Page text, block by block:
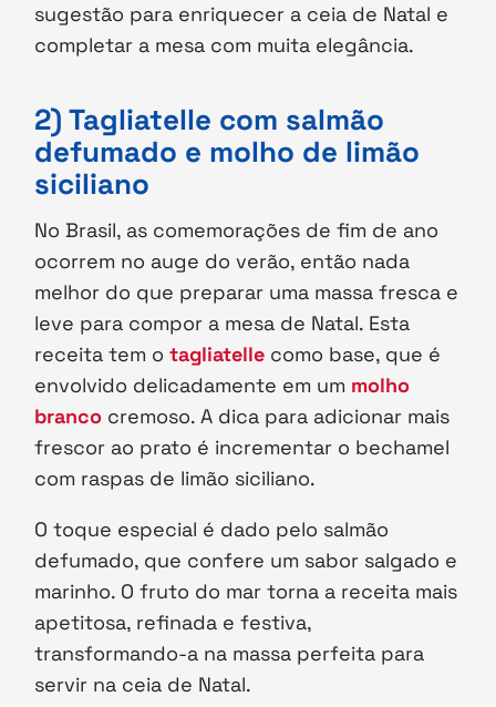
sugestão para enriquecer a ceia de Natal e
completar a mesa com muita elegância.
2) Tagliatelle com salmão
defumado e molho de limão
siciliano
No Brasil, as comemorações de fim de ano
ocorrem no auge do verão, então nada
melhor do que preparar uma massa fresca e
leve para compor a mesa de Natal. Esta
receita tem otagliatelle como base, que é
envolvido delicadamente em um molho
branco cremoso. A dica para adicionar mais
frescor ao prato é incrementar o bechamel
com raspas de limão siciliano.
O toque especial é dado pelo salmão
defumado, que confere um sabor salgado e
marinho. O fruto do mar torna a receita mais
apetitosa, refinada e festiva,
transformando-a na massa perfeita para
servir na ceia de Natal.